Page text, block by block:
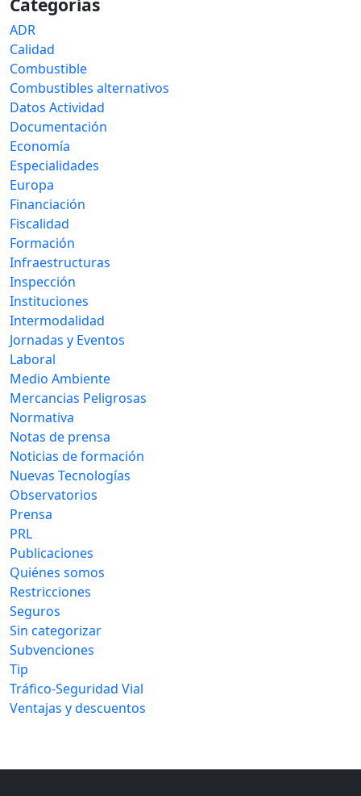
ADR
Calidad
Combustible
Combustibles alternativos
Datos Actividad
Documentación
Economía
Especialidades
Europa
Financiación
Fiscalidad
Formación
Infraestructuras
Inspección
Instituciones
Intermodalidad
Jornadas y Eventos
Laboral
Medio Ambiente
Mercancias Peligrosas
Normativa
Notas de prensa
Noticias de formación
Nuevas Tecnologías
Observatorios
Prensa
PRL
Publicaciones
Quiénes somos
Restricciones
Seguros
Sin categorizar
Subvenciones
Tip
Tráfico-Seguridad Vial
Ventajas y descuentos